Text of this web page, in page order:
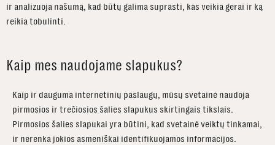
ir analizuoja našumą, kad būtų galima suprasti, kas veikia gerai ir ką
reikia tobulinti.
Kaip mes naudojame slapukus?
Kaip ir dauguma internetinių paslaugų, mūsų svetainė naudoja
pirmosios ir trečiosios šalies slapukus skirtingais tikslais.
Pirmosios šalies slapukai yra būtini, kad svetainė veiktų tinkamai,
ir nerenka jokios asmeniškai identifikuojamos informacijos.